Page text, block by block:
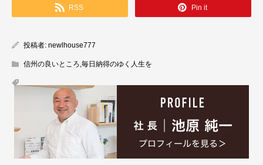
RSS Pin it
投稿者: newlhouse777
信州の良いところ,毎日納得のゆく人生を